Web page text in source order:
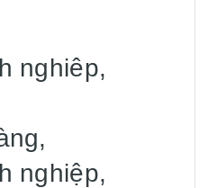
nghiêp,
nghiệp,